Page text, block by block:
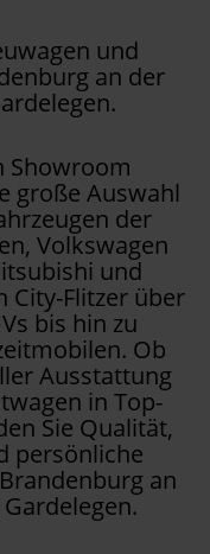
und
an der
Showroom
große Auswahl
der
Volkswagen
und
City-Flitzer über
bis hin zu
Ob
Ausstattung
in Top-
Sie Qualität,
persönliche
an